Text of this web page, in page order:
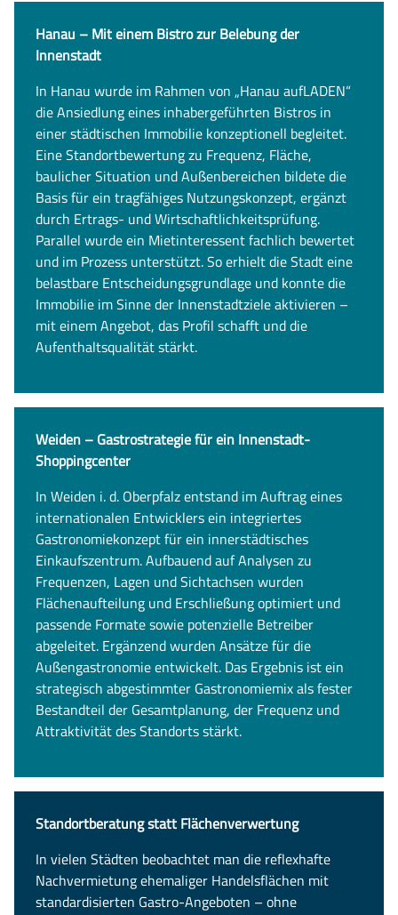
Hanau – Mit einem Bistro zur Belebung der
Innenstadt
In Hanau wurde im Rahmen von „Hanau aufLADEN“
die Ansiedlung eines inhabergeführten Bistros in
einer städtischen Immobilie konzeptionell begleitet.
Eine Standortbewertung zu Frequenz, Fläche,
baulicher Situation und Außenbereichen bildete die
Basis für ein tragfähiges Nutzungskonzept, ergänzt
durch Ertrags- und Wirtschaftlichkeitsprüfung.
Parallel wurde ein Mietinteressent fachlich bewertet
und im Prozess unterstützt. So erhielt die Stadt eine
belastbare Entscheidungsgrundlage und konnte die
Immobilie im Sinne der Innenstadtziele aktivieren –
mit einem Angebot, das Profil schafft und die
Aufenthaltsqualität stärkt.
Weiden – Gastrostrategie für ein Innenstadt-
Shoppingcenter
In Weiden i. d. Oberpfalz entstand im Auftrag eines
internationalen Entwicklers ein integriertes
Gastronomiekonzept für ein innerstädtisches
Einkaufszentrum. Aufbauend auf Analysen zu
Frequenzen, Lagen und Sichtachsen wurden
Flächenaufteilung und Erschließung optimiert und
passende Formate sowie potenzielle Betreiber
abgeleitet. Ergänzend wurden Ansätze für die
Außengastronomie entwickelt. Das Ergebnis ist ein
strategisch abgestimmter Gastronomiemix als fester
Bestandteil der Gesamtplanung, der Frequenz und
Attraktivität des Standorts stärkt.
Standortberatung statt Flächenverwertung
In vielen Städten beobachtet man die reflexhafte
Nachvermietung ehemaliger Handelsflächen mit
standardisierten Gastro-Angeboten – ohne
Suche nach:
Bitte geben Sie keine persönlichen Daten wie Namen oder E-
Mail-Adressen in die Suche ein. Die Anfrage wird
automatisiert verarbeitet.